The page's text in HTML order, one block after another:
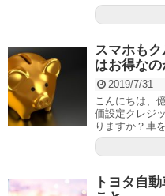
スマホも
はお得なの
2019/7/31
こんにちは、
価設定クレジ
りますか？車
トヨタ自